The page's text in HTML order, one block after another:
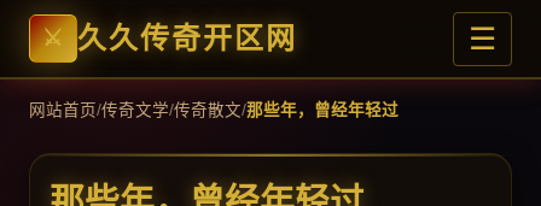
久久传奇开区网 ☰
网站首页/传奇文学/传奇散文/那些年，曾经年轻过